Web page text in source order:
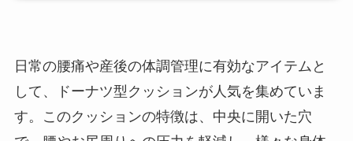
日常の腰痛や産後の体調管理に有効なアイテムと
して、ドーナツ型クッションが人気を集めていま
す。このクッションの特徴は、中央に開いた穴